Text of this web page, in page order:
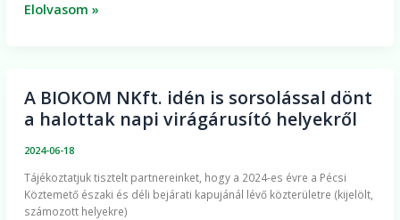
és
Elolvasom »
A BIOKOM NKft. idén is sorsolással dönt
a halottak napi virágárusító helyekről
2024-06-18
​Tájékoztatjuk tisztelt partnereinket, hogy a 2024-es évre a Pécsi
Köztemető északi és déli bejárati kapujánál lévő közterületre (kijelölt,
számozott helyekre)
A
BIOKOM
is
sorsolással